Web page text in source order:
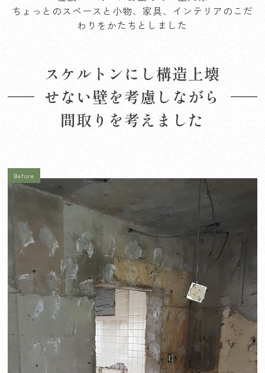
ちょっとのスペースと小物、家具、インテリアのこだ
わりをかたちとしました
スケルトンにし構造上壊
せない壁を考慮しながら
間取りを考えました
Before